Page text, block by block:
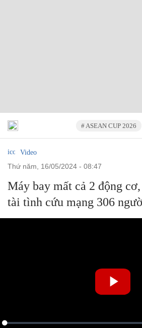
# ASEAN CUP 2026
Video
thứ năm, 16/05/2024 - 08:47
Máy bay mất cả 2 động
tài tình cứu mạng 306